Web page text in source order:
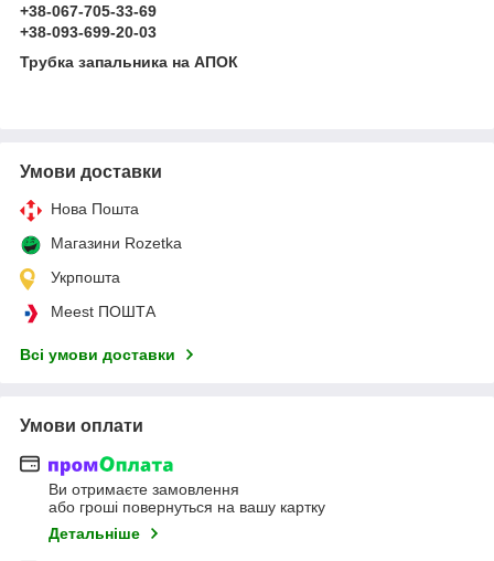
+38-067-705-33-69
+38-093-699-20-03
Трубка запальника на АПОК
Умови доставки
Нова Пошта
Магазини Rozetka
Укрпошта
Meest ПОШТА
Всі умови доставки
Умови оплати
Ви отримаєте замовлення
або гроші повернуться на вашу картку
Детальніше